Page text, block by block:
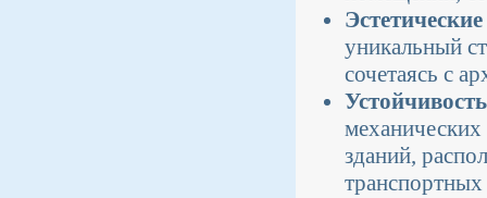
уникальный
сочетаясь с
зданий,
транспортных